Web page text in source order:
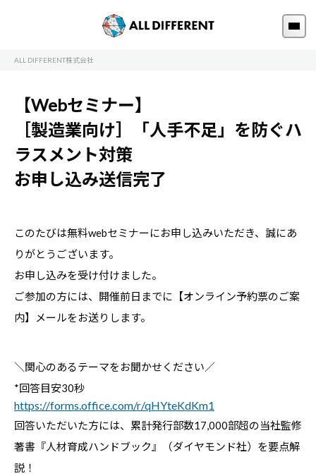
ALL DIFFERENT株式会社
【Webセミナー】
［製造業向け］「人手不足」を防ぐハ
ラスメント対策
お申し込み送信完了
このたびは無料webセミナーにお申し込みいただき、誠にあ
りがとうございます。
お申し込みを受け付けました。
ご参加の方には、開催前日までに【オンライン予約票のご案
内】メールをお送りします。
＼関心のあるテーマをお聞かせください／
*回答目安30秒
https://forms.office.com/r/qHYteKdKm1
回答いただいた方には、累計発行部数17,000部超の当社監修
著書『人材育成ハンドブック』（ダイヤモンド社）を要点解
説！